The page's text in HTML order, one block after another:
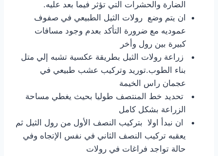
الضارة والحشرات التي تؤثر فيما بعد عليه.
ان يتم وضع رولات الثيل الطبيعي في صفوف
عموديه مع ضرورة التأكد بعدم وجود مسافات
كبيرة بين رول وأخر
زراعة رولات الثيل بطريقة عكسية تشبه إلي متل
بناء الطوب.توريد وتركيب عشب طبيعي في
عجمان راس الخيمة
تحديد خط المنتصف طوليا بحيث يغطي مساحة
الزراعة بشكل كامل
ان نبدأ اولا بتركيب النصف الأول من رول الثيل ثم
يعقبه تركيب النصف الثاني في نفس الإتجاه وفي
حالة تواجد فراغات في رولات